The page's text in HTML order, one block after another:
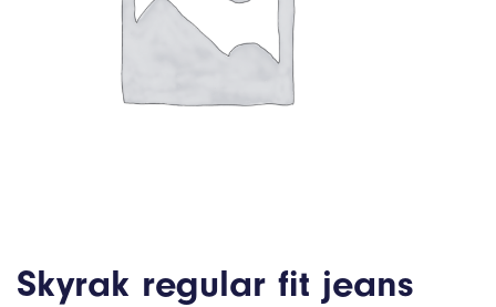
Skyrak regular fit jeans